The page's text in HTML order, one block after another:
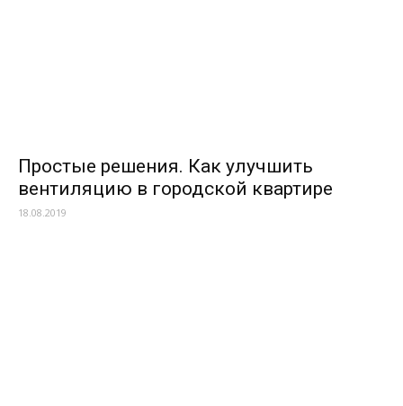
Простые решения. Как улучшить
вентиляцию в городской квартире
18.08.2019